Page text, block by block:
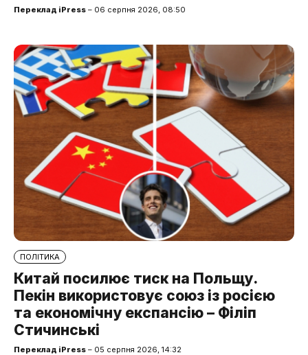
Переклад iPress – 06 серпня 2026, 08:50
ПОЛІТИКА
Китай посилює тиск на Польщу.
Пекін використовує союз із росією
та економічну експансію – Філіп
Стичинські
Переклад iPress – 05 серпня 2026, 14:32